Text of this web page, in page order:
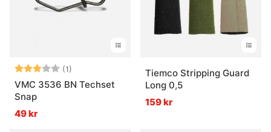
Betyg: (1)
3.0 utav 5 stjärnor
VMC 3536 BN Techset
Snap
49 kr
Tiemco Stripping Guard
Long 0,5
159 kr